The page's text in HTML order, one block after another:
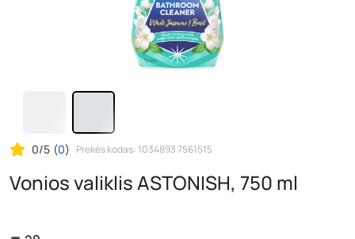
0/5 (0) Prekės kodas: 1034893 7561515
Vonios valiklis ASTONISH, 750 ml